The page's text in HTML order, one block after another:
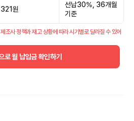
원
선납30%, 36개월
기준
조사 정책과 재고 상황에 따라 시기별로 달라질 수 있어
로 월 납입금 확인하기